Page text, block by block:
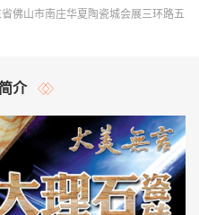
省佛山市南庄华夏陶瓷城会展三环路五
介